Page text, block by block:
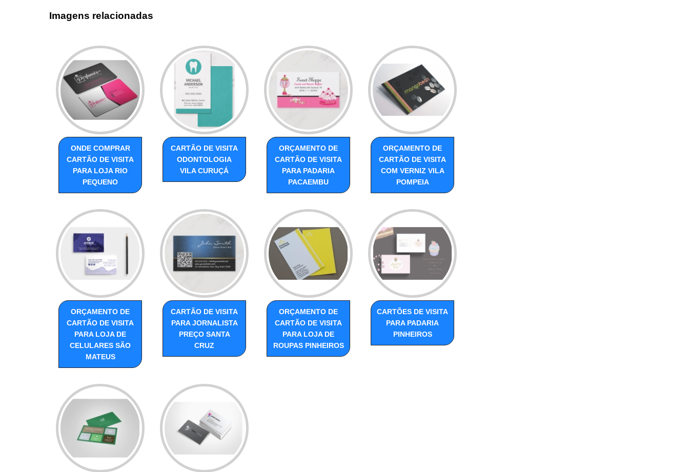
Imagens relacionadas
ONDE COMPRAR
CARTÃO DE VISITA
PARA LOJA RIO
PEQUENO
CARTÃO DE VISITA
ODONTOLOGIA
VILA CURUÇÁ
ORÇAMENTO DE
CARTÃO DE VISITA
PARA PADARIA
PACAEMBU
ORÇAMENTO DE
CARTÃO DE VISITA
COM VERNIZ VILA
POMPEIA
ORÇAMENTO DE
CARTÃO DE VISITA
PARA LOJA DE
CELULARES SÃO
MATEUS
CARTÃO DE VISITA
PARA JORNALISTA
PREÇO SANTA
CRUZ
ORÇAMENTO DE
CARTÃO DE VISITA
PARA LOJA DE
ROUPAS PINHEIROS
CARTÕES DE VISITA
PARA PADARIA
PINHEIROS